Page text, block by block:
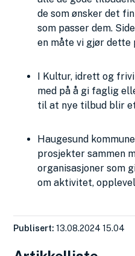
de som ønsker det
som passer dem.
en måte vi gjør dette
I Kultur, idrett og
med på å gi faglig
til at nye tilbud blir
Haugesund
prosjekter sammen
organisasjoner som
om aktivitet,
Publisert 13.08.2024 15.04